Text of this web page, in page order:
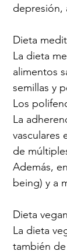
depresión,
Dieta
La dieta
alimentos
semillas y
Los
La
vasculares
de
Además,
being) y a
Dieta
La dieta
también